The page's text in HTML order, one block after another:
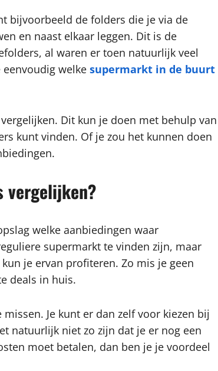
bijvoorbeeld de folders die je via de
en naast elkaar leggen. Dit is de
al waren er toen natuurlijk veel
welke supermarkt in de buurt
Dit kun je doen met behulp van
kunt vinden. Of je zou het kunnen doen
vergelijken?
welke aanbiedingen waar
supermarkt te vinden zijn, maar
je ervan profiteren. Zo mis je geen
deals in huis.
Je kunt er dan zelf voor kiezen bij
natuurlijk niet zo zijn dat je er nog een
moet betalen, dan ben je je voordeel